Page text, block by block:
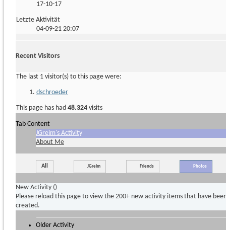
17-10-17
Letzte Aktivität
04-09-21 20:07
Recent Visitors
The last 1 visitor(s) to this page were:
dschroeder
This page has had 48.324 visits
Tab Content
JGreim's Activity
About Me
All JGreim Friends Photos
New Activity ()
Please reload this page to view the 200+ new activity items that have
created.
Older Activity